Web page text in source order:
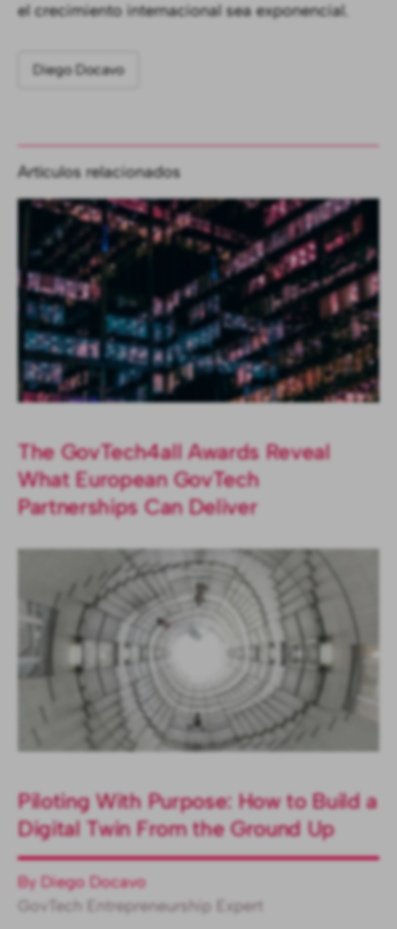
By Diego Docavo
GovTech Entrepreneurship Expert
el crecimiento internacional sea exponencial.
Diego Docavo
Artículos relacionados
The GovTech4all Awards Reveal
What European GovTech
Partnerships Can Deliver
Piloting With Purpose: How to Build a
Digital Twin From the Ground Up